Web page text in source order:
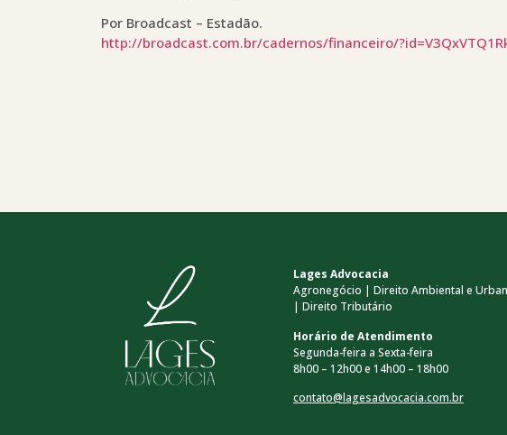
Por Broadcast – Estadão.
http://broadcast.com.br/cadernos/financeiro/
Lages Advocacia
Agronegócio | Direito Ambiental e
| Direito Tributário
Horário de Atendimento
Segunda-feira a Sexta-feira
8h00 – 12h00 e 14h00 – 18h00
contato@lagesadvocacia.com.br